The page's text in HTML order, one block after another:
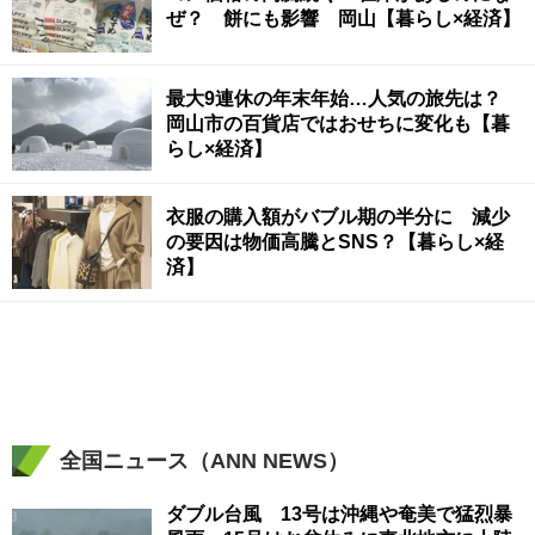
ぜ？ 餅にも影響 岡山【暮らし×経済】
最大9連休の年末年始…人気の旅先は？
岡山市の百貨店ではおせちに変化も【暮
らし×経済】
衣服の購入額がバブル期の半分に 減少
の要因は物価高騰とSNS？【暮らし×経
済】
全国ニュース（ANN NEWS）
ダブル台風 13号は沖縄や奄美で猛烈暴